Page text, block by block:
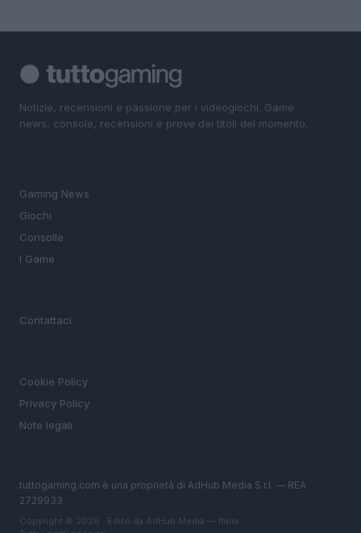
Notizie, recensioni e passione per i videogiochi. Game
news, console, recensioni e prove dei titoli del momento.
Gaming News
Giochi
Consolle
I Game
Contattaci
Cookie Policy
Privacy Policy
Note legali
tuttogaming.com è una proprietà di AdHub Media S.r.l. — REA
2729933
Copyright © 2026 · Edito da AdHub Media — Italia